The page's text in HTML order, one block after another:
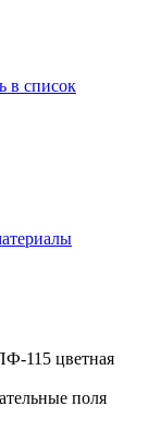
в список
115 цветная
поля